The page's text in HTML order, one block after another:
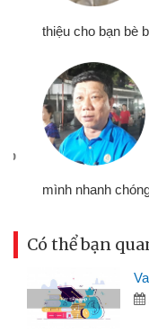
thiệu cho bạn bè biết
mình nhanh chóng
Có thể bạn